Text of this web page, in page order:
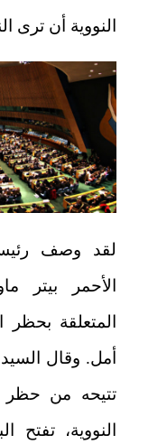
النووية أن ترى
لقد وصف رئيس
المتعلقة بحظر
أمل. وقال السيد
تتيحه من حظر
النووية، تفتح